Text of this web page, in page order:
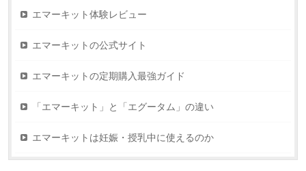
エマーキット体験レビュー
エマーキットの公式サイト
エマーキットの定期購入最強ガイド
「エマーキット」と「エグータム」の違い
エマーキットは妊娠・授乳中に使えるのか